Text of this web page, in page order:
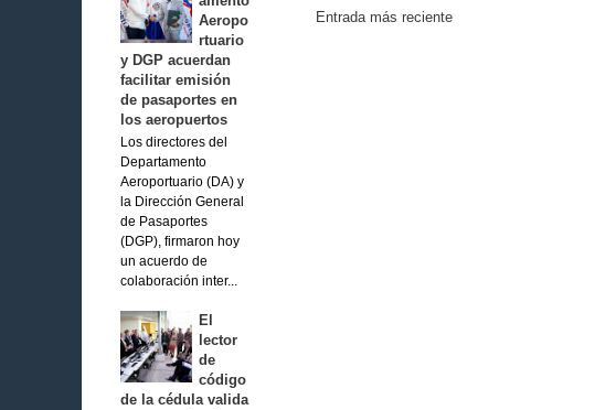
Aeropo
rtuario
y DGP acuerdan
facilitar emisión
de pasaportes en
los aeropuertos
Los directores del
Departamento
Aeroportuario (DA) y
la Dirección General
de Pasaportes
(DGP), firmaron hoy
un acuerdo de
colaboración inter...
El
lector
de
código
de la cédula valida
Entrada más reciente